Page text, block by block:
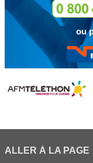
ou
ALLER À LA PAGE